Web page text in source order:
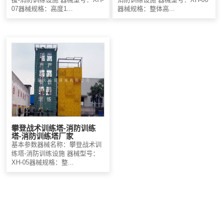
07器械规格：高度1...
器械规格：整体高...
攀登战术训练塔-消防训练
塔-消防训练塔厂家
基本参数器械名称：攀登战术训
练塔-消防训练设施 器械型号：
XH-05器械规格：整...